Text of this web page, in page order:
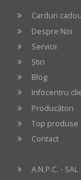
Carduri
Despre Noi
Servicii
Știri
Blog
Infocentru
Producători
Top produse
Contact
A.N.P.C. - SAL